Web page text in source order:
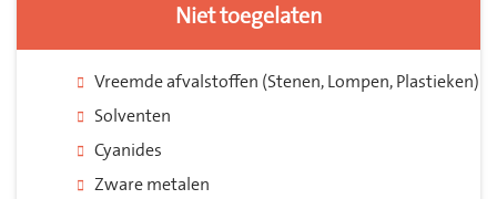
Niet toegelaten
Vreemde afvalstoffen (Stenen, Lompen, Plastieken)
Solventen
Cyanides
Zware metalen